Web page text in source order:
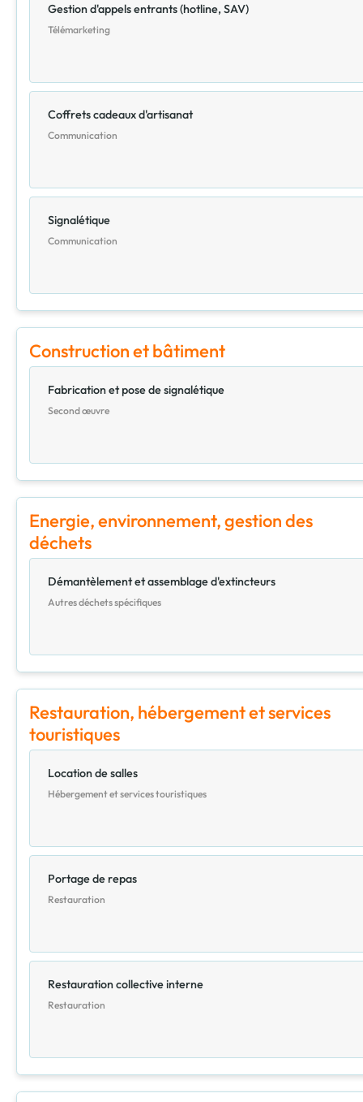
Gestion d'appels entrants (hotline, SAV)
Télémarketing
Coffrets cadeaux d'artisanat
Communication
Signalétique
Communication
Construction et bâtiment
Fabrication et pose de signalétique
Second œuvre
Energie, environnement, gestion des
déchets
Démantèlement et assemblage d'extincteurs
Autres déchets spécifiques
Restauration, hébergement et services
touristiques
Location de salles
Hébergement et services touristiques
Portage de repas
Restauration
Restauration collective interne
Restauration